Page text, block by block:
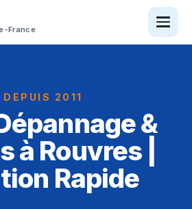
France
2011
&
à Rouvres |
Rapide